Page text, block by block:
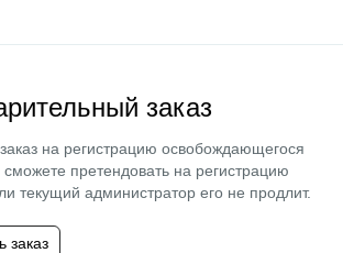
заказ
на регистрацию освобождающегося
претендовать на регистрацию
текущий администратор его не продлит.
заказ